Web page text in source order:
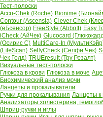
Тест-полоски
Accu-Chek (Roche) Bionime
Contour (Ascensia) Clever Chek
(еБсенсор) FreeStyle (Abbott) Easy
iCheck (АйЧек) Glucocard
(Осирис С) MultiCare-In
(LifeScan) SelfyCheck (Селфи Чек)
Чек Голд) TRUEresult (Тру Резалт)
Визуальные тест-полоски
Глюкоза в крови Глюкоза в моче
Биохимический анализ мочи
Ланцеты и прокалыватели
Ручки для прокалывания Ланцеты к
Анализаторы холестерина,
Шприц-ручки и иглы